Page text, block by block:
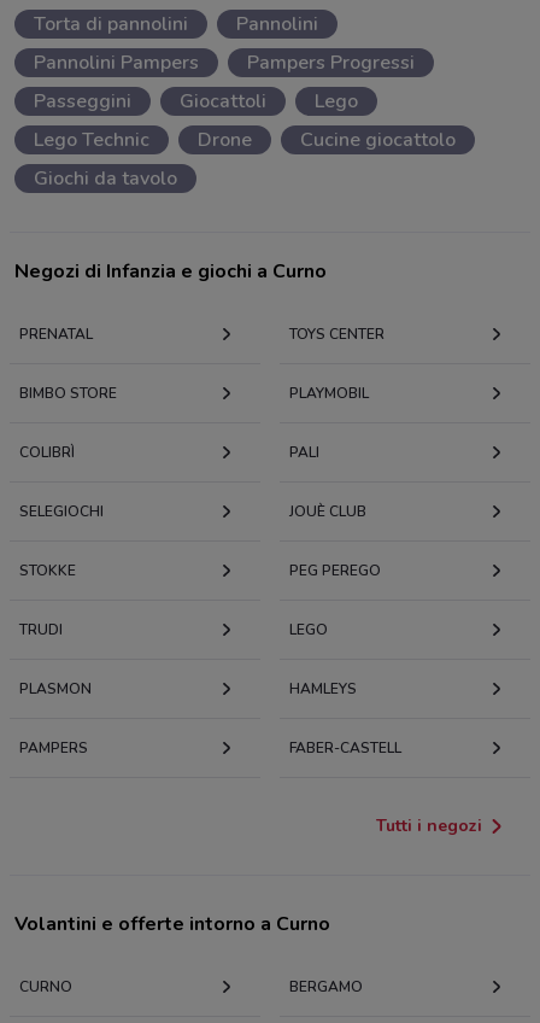
Torta di pannolini
Pannolini
Pannolini Pampers
Pampers Progressi
Passeggini
Giocattoli
Lego
Lego Technic
Drone
Cucine giocattolo
Giochi da tavolo
Negozi di Infanzia e giochi a Curno
PRENATAL TOYS CENTER
BIMBO STORE PLAYMOBIL
COLIBRÌ PALI
SELEGIOCHI JOUÈ CLUB
STOKKE PEG PEREGO
TRUDI LEGO
PLASMON HAMLEYS
PAMPERS FABER-CASTELL
Tutti i negozi
Volantini e offerte intorno a Curno
CURNO BERGAMO